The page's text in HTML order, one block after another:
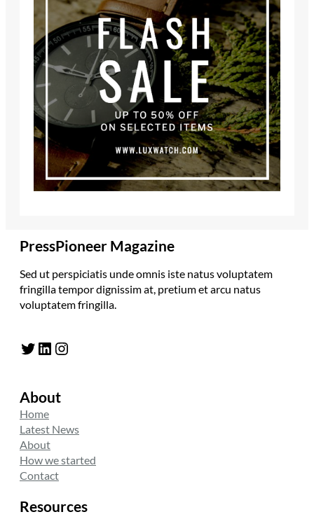
PressPioneer Magazine
Sed ut perspiciatis unde omnis iste natus voluptatem
fringilla tempor dignissim at, pretium et arcu natus
voluptatem fringilla.
Twitter LinkedIn Instagram
About
Home
Latest News
About
How we started
Contact
Resources